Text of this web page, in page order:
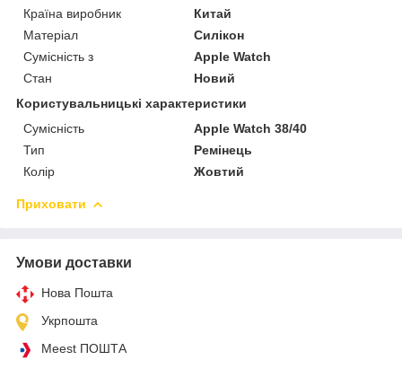
Країна виробник
Китай
Матеріал
Силікон
Сумісність з
Apple Watch
Стан
Новий
Користувальницькі характеристики
Сумісність
Apple Watch 38/40
Тип
Ремінець
Колір
Жовтий
Приховати
Умови доставки
Нова Пошта
Укрпошта
Meest ПОШТА